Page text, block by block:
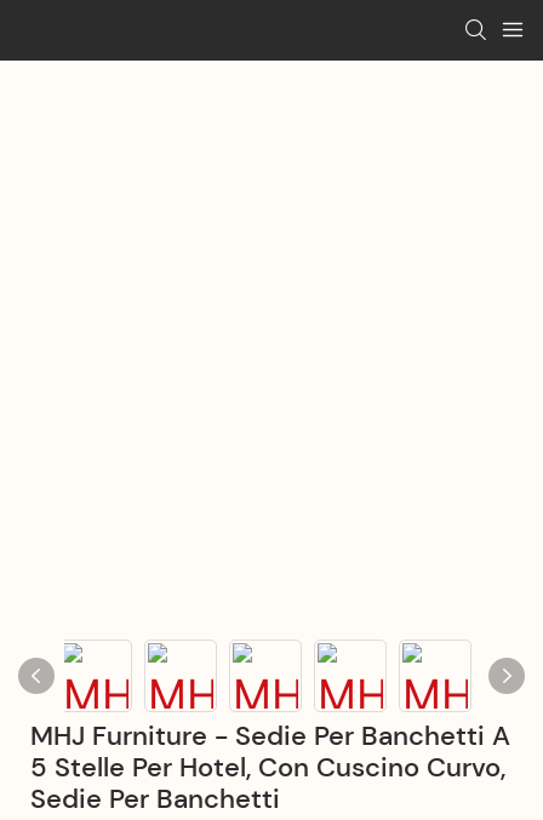
MHJ Furniture - Sedie Per Banchetti A
5 Stelle Per Hotel, Con Cuscino Curvo,
Sedie Per Banchetti